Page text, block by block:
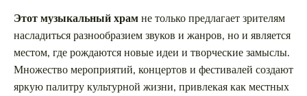
Вид отдыха
Горы
Море
Этот музыкальный храмне только предлагает зрителям
насладиться разнообразием звуков и жанров, но и является
местом, где рождаются новые идеи и творческие замыслы.
Множество мероприятий, концертов и фестивалей создают
яркую палитру культурной жизни, привлекая как местных